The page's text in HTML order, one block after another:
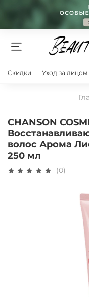
Скидки Уход за лицом
CHANSON
волос Арома
250 мл
(0)